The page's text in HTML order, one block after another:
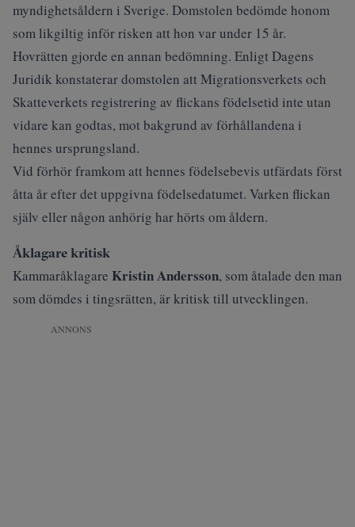
myndighetsåldern i Sverige. Domstolen bedömde honom
som likgiltig inför risken att hon var under 15 år.
Hovrätten gjorde en annan bedömning. Enligt Dagens
Juridik konstaterar domstolen att Migrationsverkets och
Skatteverkets registrering av flickans födelsetid inte utan
vidare kan godtas, mot bakgrund av förhållandena i
hennes ursprungsland.
Vid förhör framkom att hennes födelsebevis utfärdats först
åtta år efter det uppgivna födelsedatumet. Varken flickan
själv eller någon anhörig har hörts om åldern.
Åklagare kritisk
Kammaråklagare Kristin Andersson, som åtalade den man
som dömdes i tingsrätten, är kritisk till utvecklingen.
ANNONS